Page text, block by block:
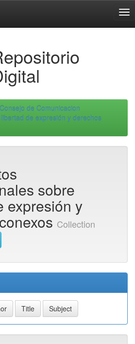
de Comunicacion
de expresión y derechos
sobre
expresión y
Collection